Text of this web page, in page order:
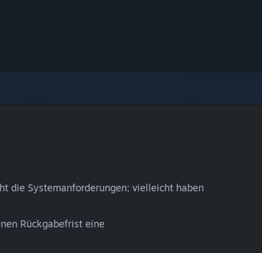
die Systemanforderungen; vielleicht haben
Rückgabefrist eine